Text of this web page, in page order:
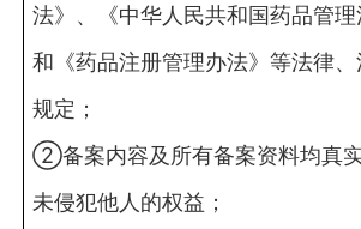
法》、《中华人民共和国药品管理
和《药品注册管理办法》等法律
规定；
②备案内容及所有备案资料均真实
未侵犯他人的权益；